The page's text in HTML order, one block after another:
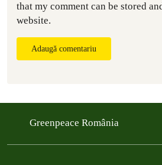
that my comment can be stored
website.
Adaugă comentariu
Greenpeace România